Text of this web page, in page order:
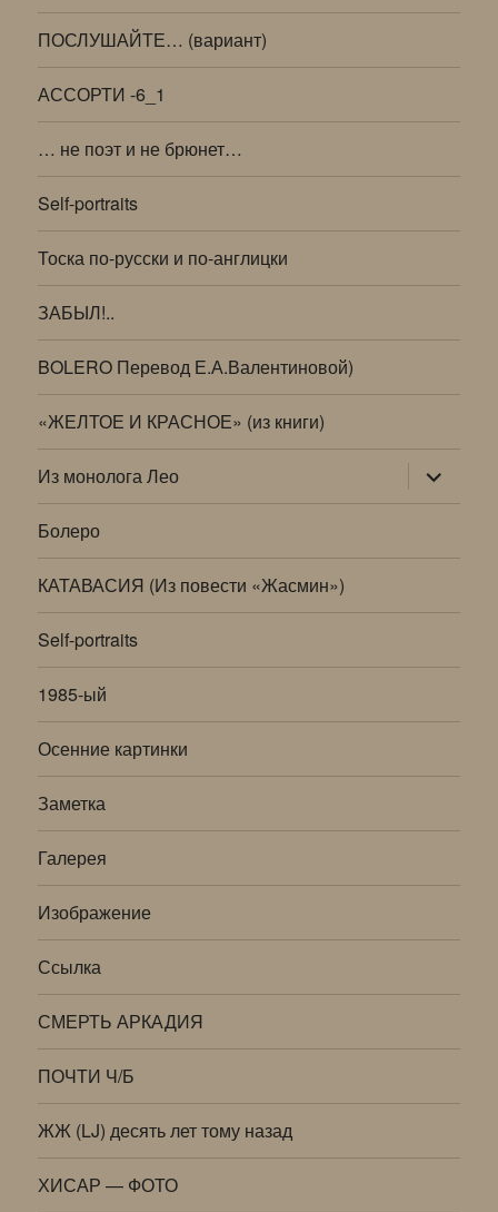
ПОСЛУШАЙТЕ… (вариант)
АССОРТИ -6_1
… не поэт и не брюнет…
Self-portraits
Тоска по-русски и по-англицки
ЗАБЫЛ!..
BOLERO Перевод Е.А.Валентиновой)
«ЖЕЛТОЕ И КРАСНОЕ» (из книги)
Из монолога Лео раскрыть
дочернее
меню
Болеро
КАТАВАСИЯ (Из повести «Жасмин»)
Self-portraits
1985-ый
Осенние картинки
Заметка
Галерея
Изображение
Ссылка
СМЕРТЬ АРКАДИЯ
ПОЧТИ Ч/Б
ЖЖ (LJ) десять лет тому назад
ХИСАР — ФОТО